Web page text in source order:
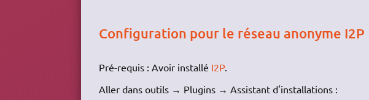
Configuration pour le réseau anonyme I2P
Pré-requis : Avoir installé I2P.
Aller dans outils → Plugins → Assistant d'installations :